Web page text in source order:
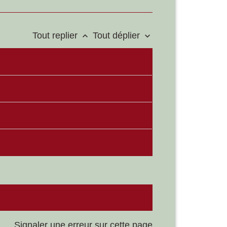
Tout replier keyboard_arrow_up Tout déplier keyboard_arrow_down